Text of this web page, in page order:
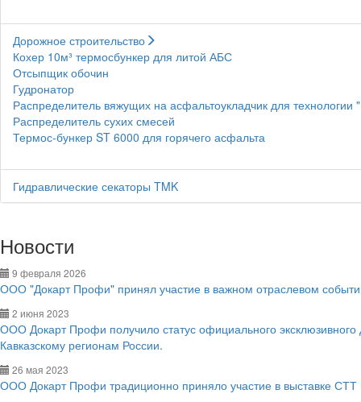
Дорожное строительство
Кохер 10м³ термосбункер для литой АБС
Отсыпщик обочин
Гудронатор
Распределитель вяжущих на асфальтоукладчик для технологии
Распределитель сухих смесей
Термос-бункер ST 6000 для горячего асфальта
Гидравлические секаторы TMK
Новости
9 февраля 2026
ООО "Докарт Профи" принял участие в важном отраслевом
2 июня 2023
ООО Докарт Профи получило статус официального
Кавказскому регионам России.
26 мая 2023
ООО Докарт Профи традиционно приняло участие в выставке СТТ